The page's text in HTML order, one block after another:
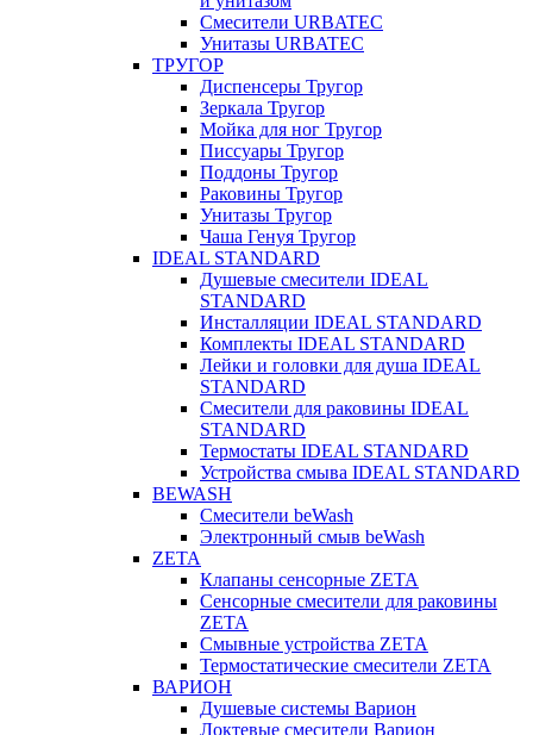
Смесители URBATEC
Унитазы URBATEC
ТРУГОР
Диспенсеры Тругор
Зеркала Тругор
Мойка для ног Тругор
Писсуары Тругор
Поддоны Тругор
Раковины Тругор
Унитазы Тругор
Чаша Генуя Тругор
IDEAL STANDARD
Душевые смесители IDEAL
STANDARD
Инсталляции IDEAL STANDARD
Комплекты IDEAL STANDARD
Лейки и головки для душа IDEAL
STANDARD
Смесители для раковины IDEAL
STANDARD
Термостаты IDEAL STANDARD
Устройства смыва IDEAL STANDARD
BEWASH
Смесители beWash
Электронный смыв beWash
ZETA
Клапаны сенсорные ZETA
Сенсорные смесители для раковины
ZETA
Смывные устройства ZETA
Термостатические смесители ZETA
ВАРИОН
Душевые системы Варион
Локтевые смесители Варион